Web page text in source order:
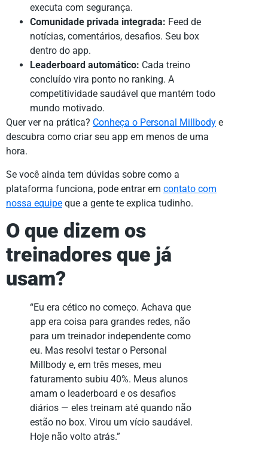
executa com segurança.
Comunidade privada integrada: Feed de
notícias, comentários, desafios. Seu box
dentro do app.
Leaderboard automático: Cada treino
concluído vira ponto no ranking. A
competitividade saudável que mantém todo
mundo motivado.
Quer ver na prática? Conheça o Personal Millbody e
descubra como criar seu app em menos de uma
hora.
Se você ainda tem dúvidas sobre como a
plataforma funciona, pode entrar em contato com
nossa equipe que a gente te explica tudinho.
O que dizem os
treinadores que já
usam?
“Eu era cético no começo. Achava que
app era coisa para grandes redes, não
para um treinador independente como
eu. Mas resolvi testar o Personal
Millbody e, em três meses, meu
faturamento subiu 40%. Meus alunos
amam o leaderboard e os desafios
diários — eles treinam até quando não
estão no box. Virou um vício saudável.
Hoje não volto atrás.”